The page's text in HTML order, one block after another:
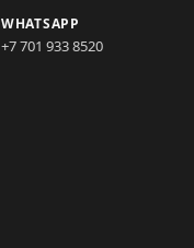
WHATSAPP
+7 701 933 8520